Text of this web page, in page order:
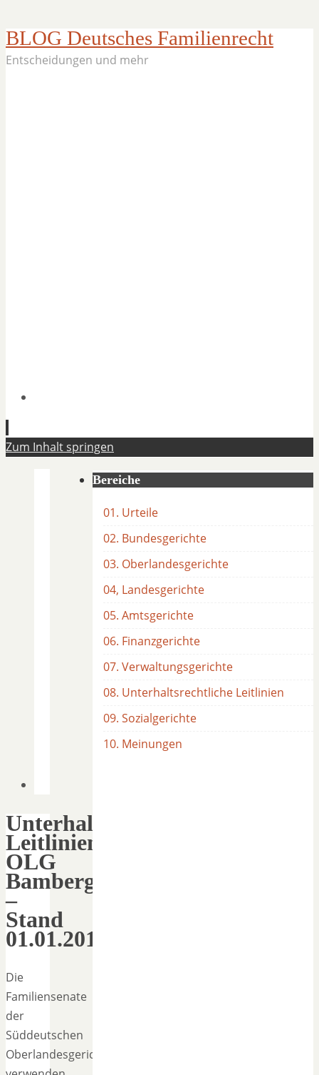
BLOG Deutsches Familienrecht
Entscheidungen und mehr
Zum Inhalt springen
Unterhaltsrechtliche
Leitlinien
OLG
Bamberg
–
Stand
01.01.2012
Die
Familiensenate
der
Süddeutschen
Oberlandesgerichte
Bereiche
01. Urteile
02. Bundesgerichte
03. Oberlandesgerichte
04, Landesgerichte
05. Amtsgerichte
06. Finanzgerichte
07. Verwaltungsgerichte
08. Unterhaltsrechtliche Leitlinien
09. Sozialgerichte
10. Meinungen